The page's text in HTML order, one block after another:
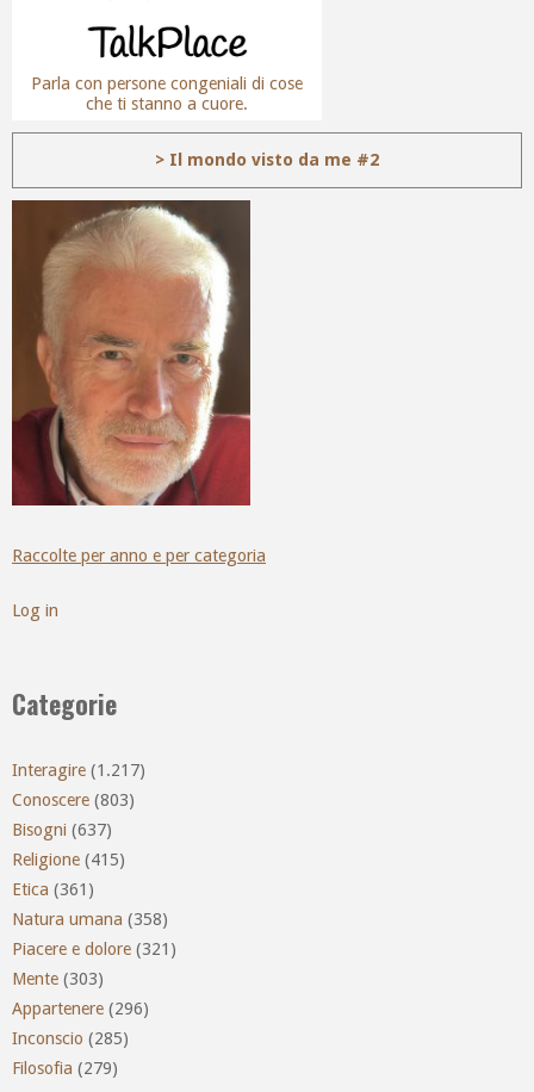
Parla con persone congeniali di cose
che ti stanno a cuore.
> Il mondo visto da me #2
Raccolte per anno e per categoria
Log in
Categorie
Interagire (1.217)
Conoscere (803)
Bisogni (637)
Religione (415)
Etica (361)
Natura umana (358)
Piacere e dolore (321)
Mente (303)
Appartenere (296)
Inconscio (285)
Filosofia (279)